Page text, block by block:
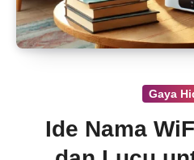
Gaya
Ide Nama